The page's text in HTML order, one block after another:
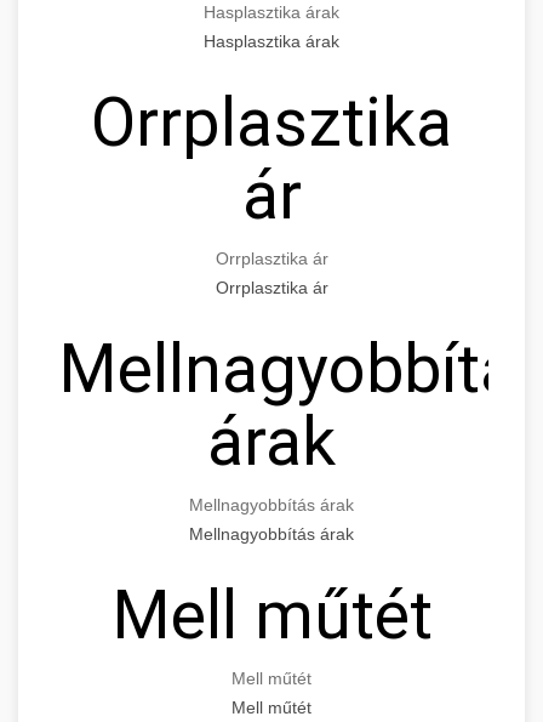
Hasplasztika árak
Hasplasztika árak
Orrplasztika
ár
Orrplasztika ár
Orrplasztika ár
árak
Mellnagyobbítás árak
Mellnagyobbítás árak
Mell műtét
Mell műtét
Mell műtét